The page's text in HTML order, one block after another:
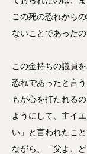
この死の恐れから
ないことであったの
この金持ちの議員
恐れであったと言
もが心を打たれる
ようにして、主イ
い」と言われたこ
ながら、「父よ、